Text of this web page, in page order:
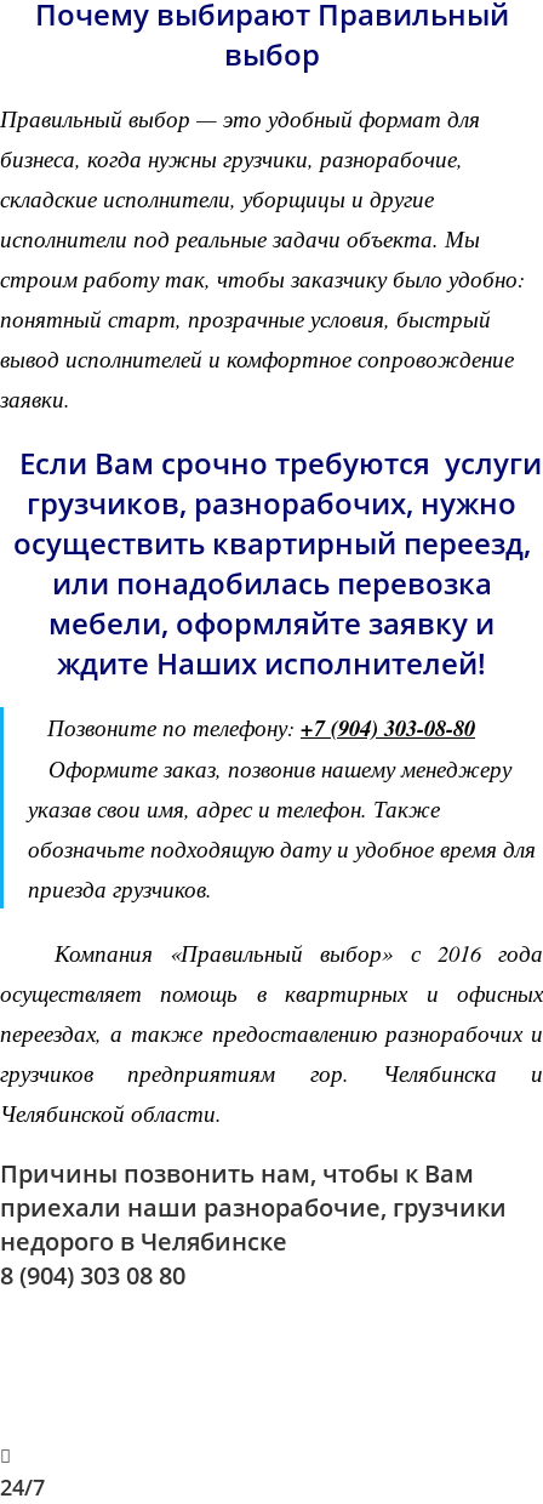
Почему выбирают Правильный
выбор
Правильный выбор — это удобный формат для
бизнеса, когда нужны грузчики, разнорабочие,
складские исполнители, уборщицы и другие
исполнители под реальные задачи объекта. Мы
строим работу так, чтобы заказчику было удобно:
понятный старт, прозрачные условия, быстрый
вывод исполнителей и комфортное сопровождение
заявки.
Если Вам срочно требуются услуги
грузчиков, разнорабочих, нужно
осуществить квартирный переезд,
или понадобилась перевозка
мебели, оформляйте заявку и
ждите Наших исполнителей!
Позвоните по телефону: +7 (904) 303-08-80
Оформите заказ, позвонив нашему менеджеру
указав свои имя, адрес и телефон. Также
обозначьте подходящую дату и удобное время для
приезда грузчиков.
Компания «Правильный выбор» с 2016 года
осуществляет помощь в квартирных и офисных
переездах, а также предоставлению разнорабочих и
грузчиков предприятиям гор. Челябинска и
Челябинской области.
Причины позвонить нам, чтобы к Вам
приехали наши разнорабочие, грузчики
недорого в Челябинске
8 (904) 303 08 80
24/7